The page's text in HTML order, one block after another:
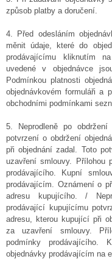
způsob platby a doručení.
4. Před odesláním
měnit údaje, které do
prodávajícímu kliknutím
uvedené v objednávce
Podmínkou platnosti
objednávkovém formuláři
obchodními podmínkami
5. Neprodleně po
potvrzení o obdržení
při objednání zadal. Toto
uzavření smlouvy. Přílohou
prodávajícího. Kupní
prodávajícím. Oznámení o
adresu kupujícího. /
prodávající kupujícímu
adresu, kterou kupující při
za uzavření smlouvy.
podmínky prodávajícího.
objednávky prodávajícím na